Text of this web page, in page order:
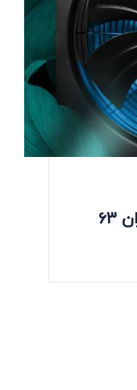
آکسیال ایلکا فلزی ژنیران 63